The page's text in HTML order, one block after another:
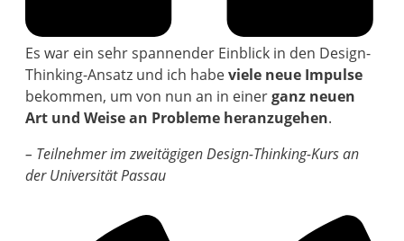
Es war ein sehr spannender Einblick in den Design-
Thinking-Ansatz und ich habeviele neue Impulse
bekommen, um von nun an in einerganz neuen
Art und Weise an Probleme heranzugehen.
– Teilnehmer im zweitägigen Design-Thinking-Kurs an
der Universität Passau